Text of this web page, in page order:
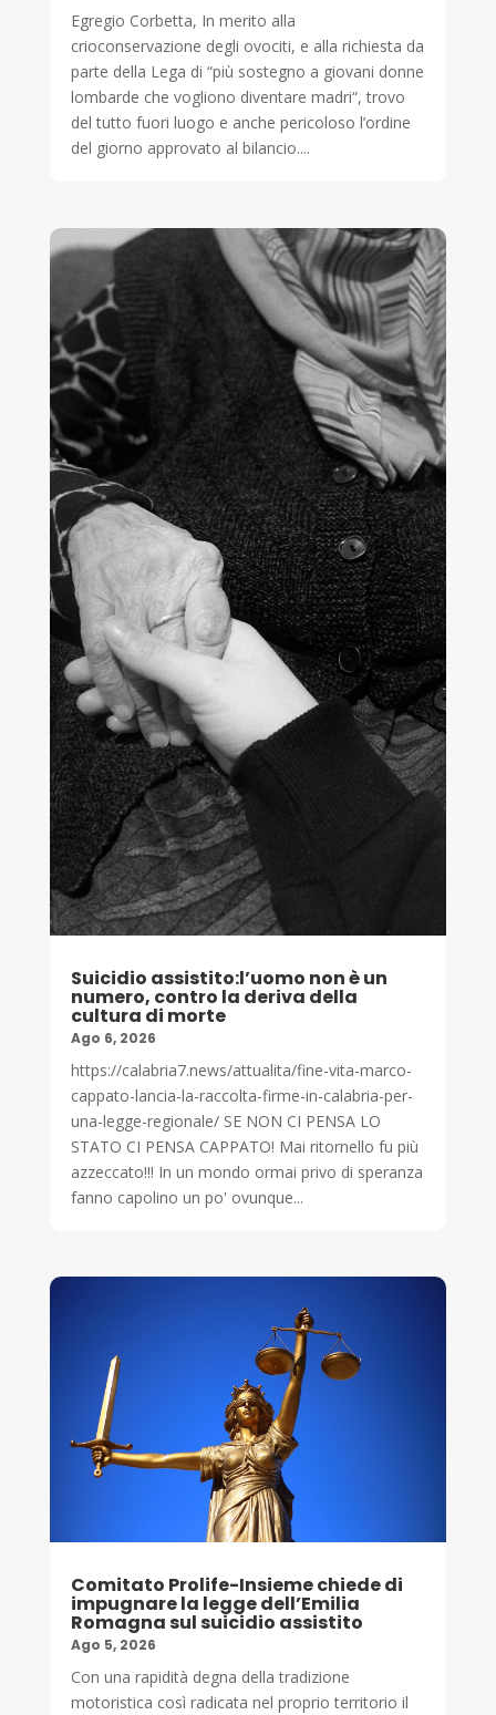
Egregio Corbetta, In merito alla
crioconservazione degli ovociti, e alla richiesta da
parte della Lega di “più sostegno a giovani donne
lombarde che vogliono diventare madri“, trovo
del tutto fuori luogo e anche pericoloso l’ordine
del giorno approvato al bilancio....
Suicidio assistito:l’uomo non è un
numero, contro la deriva della
cultura di morte
Ago 6, 2026
https://calabria7.news/attualita/fine-vita-marco-
cappato-lancia-la-raccolta-firme-in-calabria-per-
una-legge-regionale/ SE NON CI PENSA LO
STATO CI PENSA CAPPATO! Mai ritornello fu più
azzeccato!!! In un mondo ormai privo di speranza
fanno capolino un po' ovunque...
Comitato Prolife-Insieme chiede di
impugnare la legge dell’Emilia
Romagna sul suicidio assistito
Ago 5, 2026
Con una rapidità degna della tradizione
motoristica così radicata nel proprio territorio il